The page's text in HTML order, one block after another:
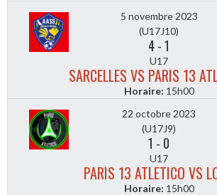
5 novembre 2023
(U17J10)
4-1
U17
SARCELLES VS PARIS 13
Horaire: 15h00
22 octobre 2023
(U17J9)
1 - 0
U17
PARIS 13 ATLETICO VS
Horaire: 15h00